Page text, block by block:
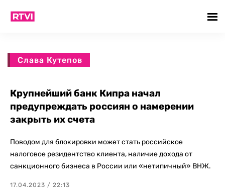
Слава Кутепов
Крупнейший банк Кипра начал
предупреждать россиян о намерении
закрыть их счета
Поводом для блокировки может стать российское
налоговое резидентство клиента, наличие дохода от
санкционного бизнеса в России или «нетипичный» ВНЖ.
17.04.2023 / 22:13